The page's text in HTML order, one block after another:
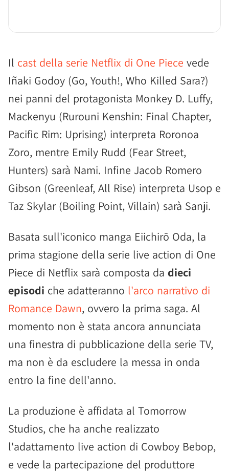
Il cast della serie Netflix di One Piece vede
Iñaki Godoy (Go, Youth!, Who Killed Sara?)
nei panni del protagonista Monkey D. Luffy,
Mackenyu (Rurouni Kenshin: Final Chapter,
Pacific Rim: Uprising) interpreta Roronoa
Zoro, mentre Emily Rudd (Fear Street,
Hunters) sarà Nami. Infine Jacob Romero
Gibson (Greenleaf, All Rise) interpreta Usop e
Taz Skylar (Boiling Point, Villain) sarà Sanji.
Basata sull'iconico manga Eiichirō Oda, la
prima stagione della serie live action di One
Piece di Netflix sarà composta da dieci
episodi che adatteranno l'arco narrativo di
Romance Dawn, ovvero la prima saga. Al
momento non è stata ancora annunciata
una finestra di pubblicazione della serie TV,
ma non è da escludere la messa in onda
entro la fine dell'anno.
La produzione è affidata al Tomorrow
Studios, che ha anche realizzato
l'adattamento live action di Cowboy Bebop,
e vede la partecipazione del produttore